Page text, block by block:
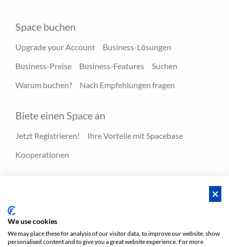
Space buchen
Upgrade your Account
Business-Lösungen
Business-Preise
Business-Features
Suchen
Warum buchen?
Nach Empfehlungen fragen
Biete einen Space an
Jetzt Registrieren!
Ihre Vorteile mit Spacebase
Kooperationen
We use cookies
We may place these for analysis of our visitor data, to improve our website, show
personalised content and to give you a great website experience. For more